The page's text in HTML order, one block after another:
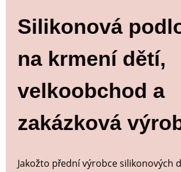
Silikonová
na krmení dětí,
velkoobchod a
zakázková
Jakožto přední výrobce silikonových